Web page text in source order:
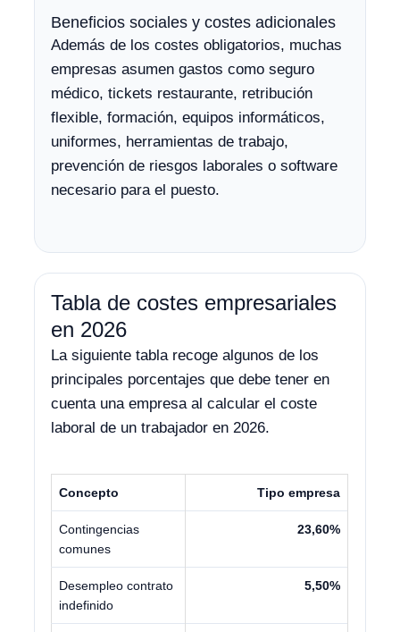
Beneficios sociales y costes adicionales
Además de los costes obligatorios, muchas
empresas asumen gastos como seguro
médico, tickets restaurante, retribución
flexible, formación, equipos informáticos,
uniformes, herramientas de trabajo,
prevención de riesgos laborales o software
necesario para el puesto.
Tabla de costes empresariales
en 2026
La siguiente tabla recoge algunos de los
principales porcentajes que debe tener en
cuenta una empresa al calcular el coste
laboral de un trabajador en 2026.
Concepto Tipo empresa
Contingencias
comunes
23,60%
Desempleo contrato
indefinido
5,50%